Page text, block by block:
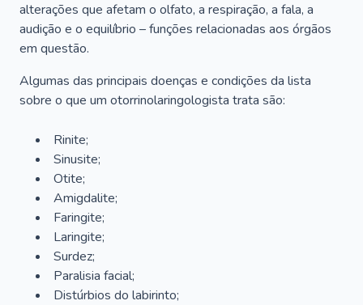
alterações que afetam o olfato, a respiração, a fala, a
audição e o equilíbrio – funções relacionadas aos órgãos
em questão.
Algumas das principais doenças e condições da lista
sobre o que um otorrinolaringologista trata são:
Rinite;
Sinusite;
Otite;
Amigdalite;
Faringite;
Laringite;
Surdez;
Paralisia facial;
Distúrbios do labirinto;